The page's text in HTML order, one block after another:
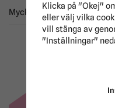
Mycket luftigt och bra
-30%
Klicka på "Okej"
eller välj vilka
vill stänga av
"Inställningar"